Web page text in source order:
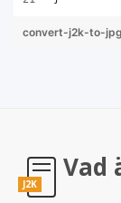
convert-j2k-to-
J2K
Vad